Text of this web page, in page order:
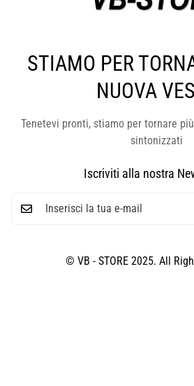
STIAMO PER
NUOVA
Tenetevi pronti, stiamo per tornare
sintonizzati
Iscriviti alla nostra
© VB - STORE 2025. All